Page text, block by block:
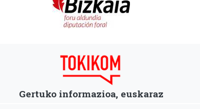
Gertuko informazioa, euskaraz